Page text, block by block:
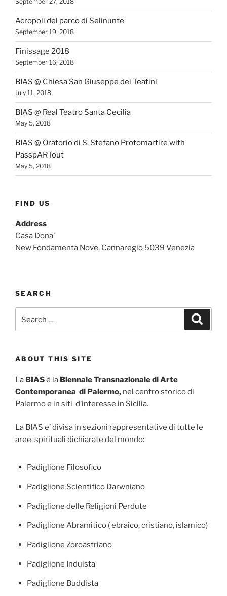
Acropoli del parco di Selinunte
September 19, 2018
Finissage 2018
September 16, 2018
BIAS @ Chiesa San Giuseppe dei Teatini
July 11, 2018
BIAS @ Real Teatro Santa Cecilia
May 5, 2018
BIAS @ Oratorio di S. Stefano Protomartire with
PasspARTout
May 5, 2018
FIND US
Address
Casa Dona'
New Fondamenta Nove, Cannaregio 5039 Venezia
SEARCH
ABOUT THIS SITE
La BIASè la Biennale Transnazionale di Arte
Contemporanea di Palermo, nel centro storico di
Palermo e in siti d’interesse in Sicilia.
La BIAS e’ divisa in sezioni rappresentative di tutte le
aree spirituali dichiarate del mondo:
Padiglione Filosofico
Padiglione Scientifico Darwniano
Padiglione delle Religioni Perdute
Padiglione Abramitico ( ebraico, cristiano, islamico)
Padiglione Zoroastriano
Padiglione Induista
Padiglione Buddista